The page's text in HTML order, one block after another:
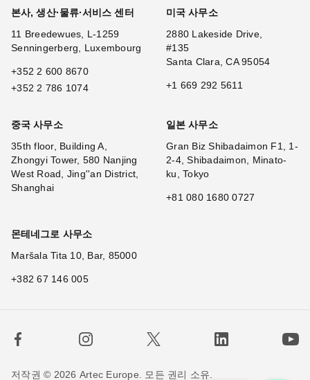
본사, 생산·물류·서비스 센터
11 Breedewues, L-1259
Senningerberg, Luxembourg
+352 2 600 8670
+352 2 786 1074
미국 사무소
2880 Lakeside Drive,
#135
Santa Clara, CA 95054
+1 669 292 5611
중국 사무소
35th floor, Building A,
Zhongyi Tower, 580 Nanjing
West Road, Jing''an District,
Shanghai
일본 사무소
Gran Biz Shibadaimon F1, 1-
2-4, Shibadaimon, Minato-
ku, Tokyo
+81 080 1680 0727
몬테네그로 사무소
Maršala Tita 10, Bar, 85000
+382 67 146 005
저작권 © 2026 Artec Europe. 모든 권리 소유.